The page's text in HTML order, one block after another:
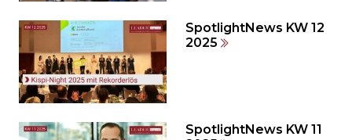
zum
Seitenende
springen?
SpotlightNews KW 12
2025
SpotlightNews KW 11